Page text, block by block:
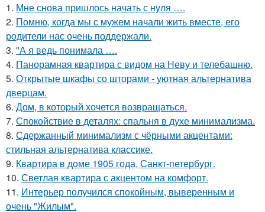
1. Мне снова пришлось начать с нуля ….
2. Помню, когда мы с мужем начали жить вместе, его
родители нас очень поддержали.
3. "А я ведь понимала ….
4. Панорамная квартира с видом на Неву и телебашню.
5. Открытые шкафы со шторами - уютная альтернатива
дверцам.
6. Дом, в который хочется возвращаться.
7. Спокойствие в деталях: спальня в духе минимализма.
8. Сдержанный минимализм с чёрными акцентами:
стильная альтернатива классике.
9. Квартира в доме 1905 года, Санкт-петербург.
10. Светлая квартира с акцентом на комфорт.
11. Интерьер получился спокойным, выверенным и
очень "Жилым".